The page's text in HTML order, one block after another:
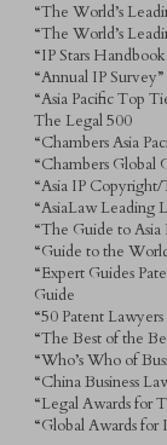
“The World’s
“The World’s
“IP Stars
“Annual IP
“Asia Pacific Top
The Legal 500
“Chambers Asia
“Chambers Global
“Asia IP
“AsiaLaw Leading
“The Guide to Asia
“Guide to the
“Expert Guides
Guide
“50 Patent
“The Best of the
“Who’s Who of
“China Business
“Legal Awards for
“Global Awards